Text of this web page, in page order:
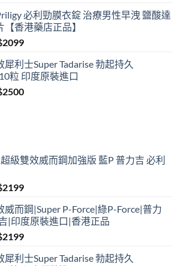
is:
$369.
必利勁膜衣錠 治療男性早洩 鹽酸達
【香港藥店正品】
2099Price
$799
through
$2099
犀利士Super Tadarise 勃起持久
粒 印度原裝進口
2500Price
超級雙效威而鋼加強版 藍P 普力吉 必利
2199Price
$399
through
$2199
威而鋼|Super P-Force|綠P-Force|普力
|印度原裝進口|香港正品
2199Price
$399
犀利士Super Tadarise 勃起持久